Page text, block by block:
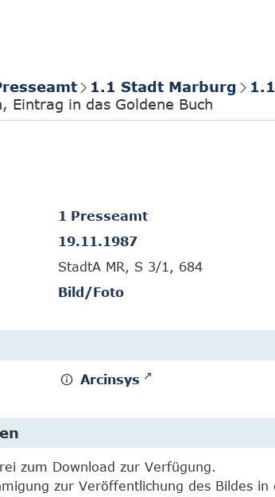
1.1 Stadt Marburg
Eintrag in das Goldene Buch
1 Presseamt
19.11.1987
StadtA MR, S 3/1, 684
Bild/Foto
Arcinsys
zum Download zur Verfügung.
zur Veröffentlichung des Bildes